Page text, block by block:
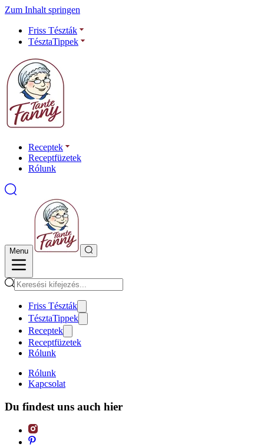
Zum Inhalt springen
Friss Tészták
TésztaTippek
Receptek
Receptfüzetek
Rólunk
Menu
Friss Tészták
TésztaTippek
Receptek
Receptfüzetek
Rólunk
Rólunk
Kapcsolat
Du findest uns auch hier